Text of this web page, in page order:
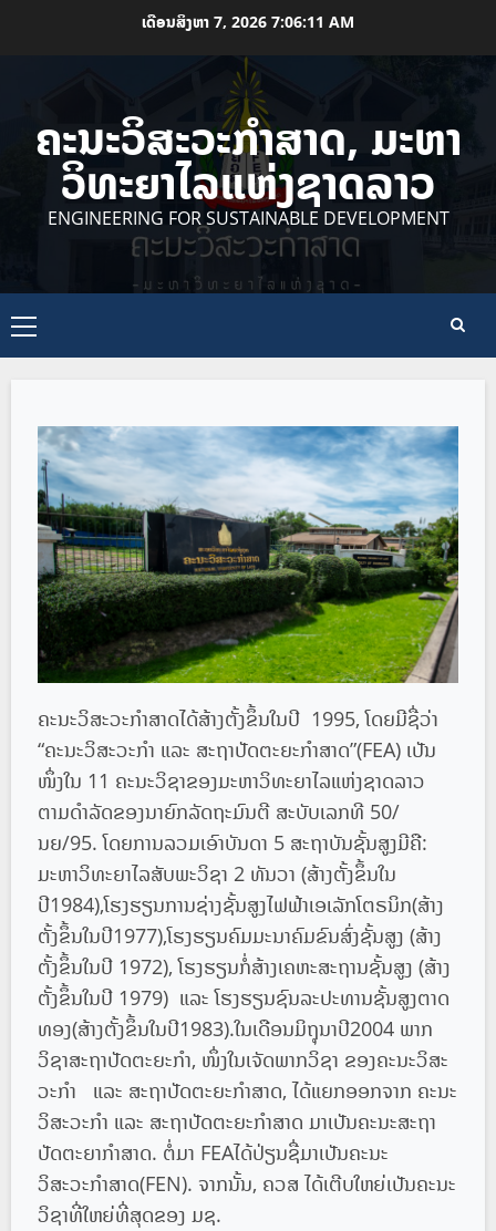
ເດືອນສິງຫາ 7, 2026 7:06:11 AM
ຄະນະວິສະວະກຳສາດ, ມະຫາ
ວິທະຍາໄລແຫ່ງຊາດລາວ
ENGINEERING FOR SUSTAINABLE DEVELOPMENT
Primary
Menu
ຄະນະວິສະວະກຳສາດໄດ້ສ້າງຕັ້ງຂຶ້ນໃນປີ 1995, ໂດຍມີຊື່ວ່າ
“ຄະນະວິສະວະກໍາ ແລະ ສະຖາປັດຕະຍະກໍາສາດ”(FEA) ເປັນ
ໜຶ່ງໃນ 11 ຄະນະວິຊາຂອງມະຫາວິທະຍາໄລແຫ່ງຊາດລາວ
ຕາມດໍາລັດຂອງນາຍົກລັດຖະມົນຕີ ສະບັບເລກທີ 50/
ນຍ/95. ໂດຍການລວມເອົາບັນດາ 5 ສະຖາບັນຊັ້ນສູງມີຄື:
ມະຫາວິທະຍາໄລສັບພະວິຊາ 2 ທັນວາ (ສ້າງຕັ້ງຂຶ້ນໃນ
ປີ1984),ໂຮງຮຽນການຊ່າງຊັ້ນສູງໄຟຟ້າເອເລັກໂຕຣນິກ(ສ້າງ
ຕັ້ງຂຶ້ນໃນປີ1977),ໂຮງຮຽນຄົມມະນາຄົມຂົນສົ່ງຊັ້ນສູງ (ສ້າງ
ຕັ້ງຂຶ້ນໃນປີ 1972), ໂຮງຮຽນກໍ່ສ້າງເຄຫະສະຖານຊັ້ນສູງ (ສ້າງ
ຕັ້ງຂຶ້ນໃນປີ 1979) ແລະ ໂຮງຮຽນຊົນລະປະທານຊັ້ນສູງຕາດ
ທອງ(ສ້າງຕັ້ງຂຶ້ນໃນປີ1983).ໃນເດືອນມິຖຸນາປີ2004 ພາກ
ວິຊາສະຖາປັດຕະຍະກໍາ, ໜຶ່ງໃນເຈັດພາກວິຊາ ຂອງຄະນະວິສະ
ວະກໍາ ແລະ ສະຖາປັດຕະຍະກໍາສາດ, ໄດ້ແຍກອອກຈາກ ຄະນະ
ວິສະວະກໍາ ແລະ ສະຖາປັດຕະຍະກໍາສາດ ມາເປັນຄະນະສະຖາ
ປັດຕະຍາກຳສາດ. ຕໍ່ມາ FEAໄດ້ປ່ຽນຊື່ມາເປັນຄະນະ
ວິສະວະກຳສາດ(FEN). ຈາກນັ້ນ, ຄວສ ໄດ້ເຕີບໃຫຍ່ເປັນຄະນະ
ວິຊາທີ່ໃຫຍ່ທີ່ສຸດຂອງ ມຊ.